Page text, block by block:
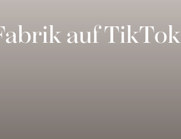
auf TikTok